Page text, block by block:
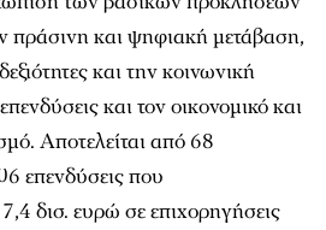
πράσινη και ψηφιακή μετάβαση,
και την κοινωνική
και τον οικονομικό και
Αποτελείται από 68
επενδύσεις που
δισ. ευρώ σε επιχορηγήσεις